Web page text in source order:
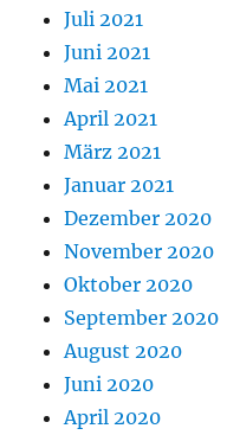
Juli 2021
Juni 2021
Mai 2021
April 2021
März 2021
Januar 2021
Dezember 2020
November 2020
Oktober 2020
September 2020
August 2020
Juni 2020
April 2020